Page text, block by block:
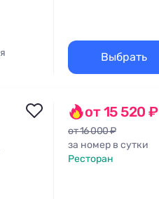
Выбрать
от 15 520 ₽
от 16 000 ₽
за номер в сутки
Ресторан